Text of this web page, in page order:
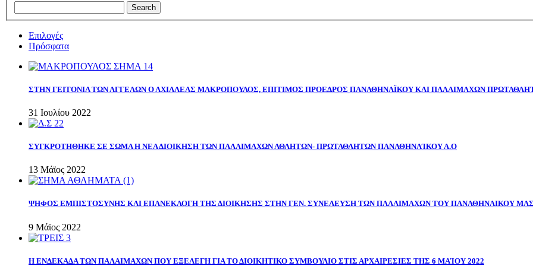
Επιλογές
Πρόσφατα
ΣΤΗΝ ΓΕΙΤΟΝΙΑ ΤΩΝ ΑΓΓΕΛΩΝ Ο ΑΧΙΛΛΕΑΣ ΜΑΚΡΟΠΟΥΛΟΣ, ΕΠΙΤΙΜΟΣ ΠΡΟΕΔΡΟΣ ΠΑΝΑΘΗΝΑΪΚΟΥ ΚΑΙ ΠΑΛΑΙΜΑΧΩΝ
31 Ιουλίου 2022
ΣΥΓΚΡΟΤΗΘΗΚΕ ΣΕ ΣΩΜΑ Η ΝΕΑ ΔΙΟΙΚΗΣΗ ΤΩΝ ΠΑΛΑΙΜΑΧΩΝ ΑΘΛΗΤΩΝ- ΠΡΩΤΑΘΛΗΤΩΝ ΠΑΝΑΘΗΝΑΊΚΟΥ Α.Ο
13 Μάϊος 2022
ΨΗΦΟΣ ΕΜΠΙΣΤΟΣΥΝΗΣ ΚΑΙ ΕΠΑΝΕΚΛΟΓΗ ΤΗΣ ΔΙΟΙΚΗΣΗΣ ΣΤΗΝ ΓΕΝ. ΣΥΝΕΛΕΥΣΗ ΤΩΝ ΠΑΛΑΙΜΑΧΩΝ ΤΟΥ ΠΑΝΑΘΗΝΑΙΚΟΥ ΜΑΣ
9 Μάϊος 2022
Η ΕΝΔΕΚΑΔΑ ΤΩΝ ΠΑΛΑΙΜΑΧΩΝ ΠΟΥ ΕΞΕΛΕΓΗ ΓΙΑ ΤΟ ΔΙΟΙΚΗΤΙΚΟ ΣΥΜΒΟΥΛΙΟ ΣΤΙΣ ΑΡΧΑΙΡΕΣΙΕΣ ΤΗΣ 6 ΜΑΊΟΥ 2022